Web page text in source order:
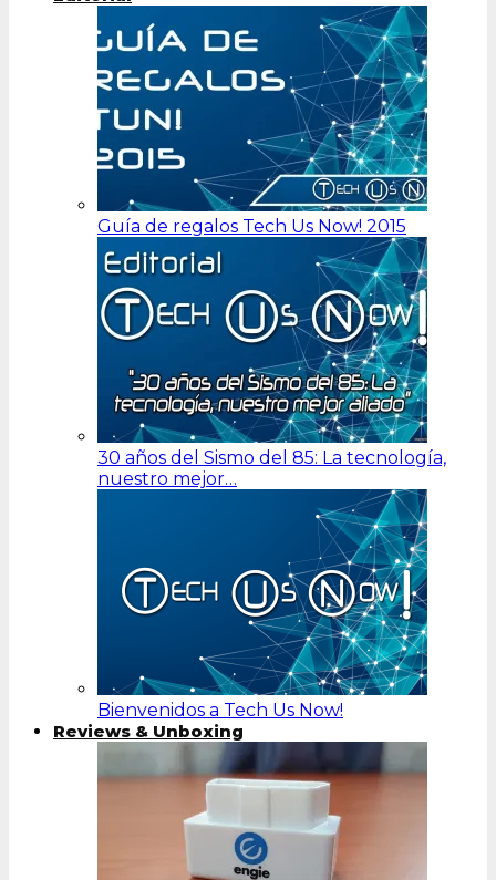
Guía de regalos Tech Us Now! 2015
30 años del Sismo del 85: La tecnología,
nuestro mejor…
Bienvenidos a Tech Us Now!
Reviews & Unboxing